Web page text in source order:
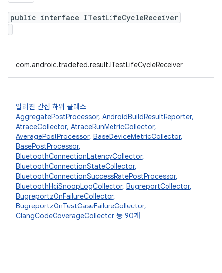
public interface ITestLifeCycleReceiver
com.android.tradefed.result.ITestLifeCycleReceiver
알려진 간접 하위 클래스
AggregatePostProcessor, AndroidBuildResultReporter,
AtraceCollector, AtraceRunMetricCollector,
AveragePostProcessor, BaseDeviceMetricCollector,
BasePostProcessor,
BluetoothConnectionLatencyCollector,
BluetoothConnectionStateCollector,
BluetoothConnectionSuccessRatePostProcessor,
BluetoothHciSnoopLogCollector, BugreportCollector,
BugreportzOnFailureCollector,
BugreportzOnTestCaseFailureCollector,
ClangCodeCoverageCollector 등 90개